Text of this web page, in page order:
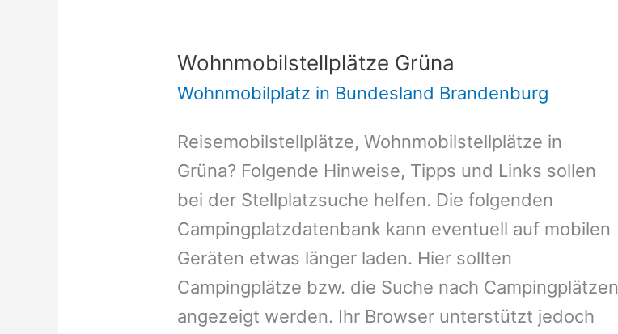
Wohnmobilstellplätze Grüna
Wohnmobilplatz in Bundesland Brandenburg
Reisemobilstellplätze, Wohnmobilstellplätze in
Grüna? Folgende Hinweise, Tipps und Links sollen
bei der Stellplatzsuche helfen. Die folgenden
Campingplatzdatenbank kann eventuell auf mobilen
Geräten etwas länger laden. Hier sollten
Campingplätze bzw. die Suche nach Campingplätzen
angezeigt werden. Ihr Browser unterstützt jedoch